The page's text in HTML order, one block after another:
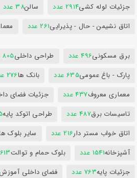
جزئیات لوله کشی2914 عدد سالن38 عدد
اتاق نشیمن - حال - پذیرایی261 عدد
برق مسکونی496 عدد طراحی داخلی805 عدد
پارک - باغ عمومی635 عدد بانک ها276 عدد
معماری معروف437 عدد جزئیات فضای
تاسیسات برق487 عدد طراحی اتوکد پایه
اتاق خواب مستر دار216 عدد سایر بلوک
آشپزخانه1541 عدد بلوک حمام و توالت613 عدد
جزئیات پایه763 عدد فضای داخلی